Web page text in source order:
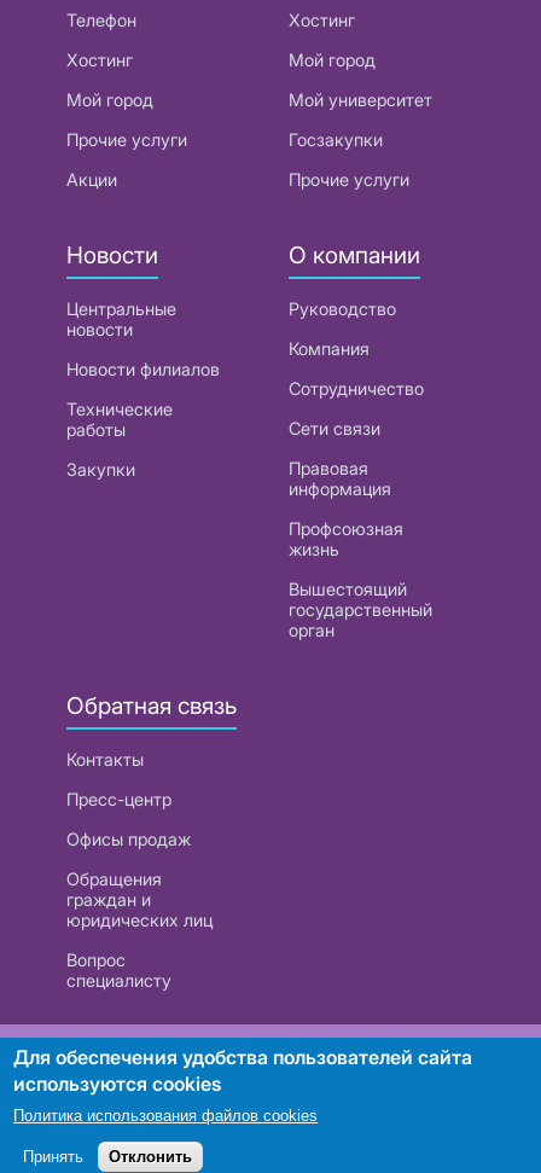
Телефон
Хостинг
Мой город
Прочие услуги
Акции
Хостинг
Мой город
Мой университет
Госзакупки
Прочие услуги
Новости
Центральные
новости
Новости филиалов
Технические
работы
Закупки
О компании
Руководство
Компания
Сотрудничество
Сети связи
Правовая
информация
Профсоюзная
жизнь
Вышестоящий
государственный
орган
Обратная связь
Контакты
Пресс-центр
Офисы продаж
Обращения
граждан и
юридических лиц
Вопрос
специалисту
РУП «Белтелеком». УНП 101007741
Поиск
Для обеспечения удобства пользователей сайта
используются cookies
Политика использования файлов cookies
Принять Отклонить